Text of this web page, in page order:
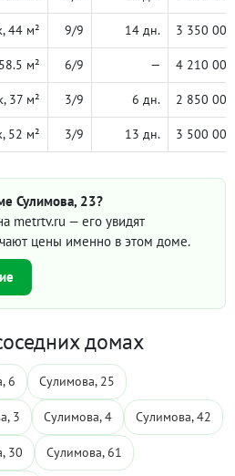
44 м² 9/9 14 дн. 3 350 000
м² 6/9 — 4 210 000
37 м² 3/9 6 дн. 2 850 000
52 м² 3/9 13 дн. 3 500 000
Сулимова, 23?
metrtv.ru — его увидят
цены именно в этом доме.
домах
6 Сулимова, 25
3 Сулимова, 4 Сулимова, 42
30 Сулимова, 61